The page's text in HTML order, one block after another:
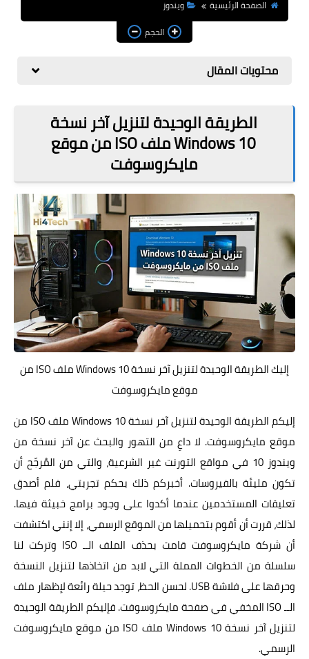
العاب
ذكاء اصطناعي
الصفحة الرئيسية
ويندوز
الحجم
محتويات المقال
الطريقة الوحيدة لتنزيل آخر نسخة
Windows 10 ملف ISO من موقع
مايكروسوفت
إليك الطريقة الوحيدة لتنزيل آخر نسخة Windows 10 ملف ISO من
موقع مايكروسوفت
إليكم الطريقة الوحيدة لتنزيل آخر نسخة Windows 10 ملف ISO من
موقع مايكروسوفت. لا داعِ من التهور والبحث عن آخر نسخة من
ويندوز 10 في مواقع التورنت غير الشرعية، والتي من المُرجّح أن
تكون مليئة بالفيروسات. أخبركم ذلك بحكم تجربتي، فلم أصدق
تعليقات المستخدمين عندما أكدوا على وجود برامج خبيثة فيها.
لذلك، قررت أن أقوم بتحميلها من الموقع الرسمي، إلا إنني اكتشفت
أن شركة مايكروسوفت قامت بحذف الملف الــ ISO وتركت لنا
سلسلة من الخطوات المملة التي لابد من اتخاذها لتنزيل النسخة
وحرقها على فلاشة USB. لحسن الحظ، توجد حيلة رائعة لإظهار ملف
الــ ISO المخفي في صفحة مايكروسوفت. فإليكم الطريقة الوحيدة
لتنزيل آخر نسخة Windows 10 ملف ISO من موقع مايكروسوفت
الرسمي.